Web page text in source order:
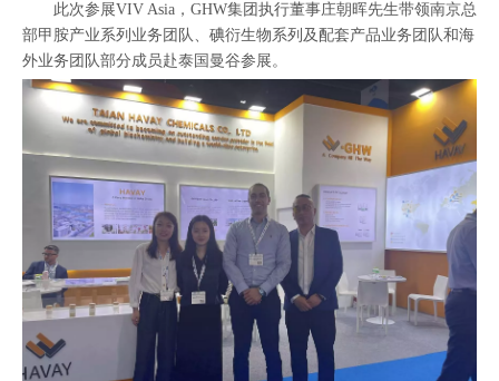
此次参展VIV Asia，GHW集团执行董事庄朝晖先生带领南京总
部甲胺产业系列业务团队、碘衍生物系列及配套产品业务团队和海
外业务团队部分成员赴泰国曼谷参展。